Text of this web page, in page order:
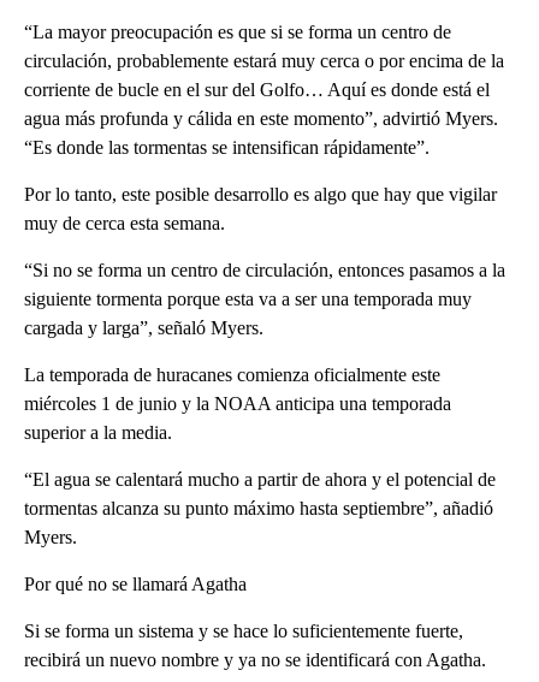
“La mayor preocupación es que si se forma un centro de
circulación, probablemente estará muy cerca o por encima de la
corriente de bucle en el sur del Golfo… Aquí es donde está el
agua más profunda y cálida en este momento”, advirtió Myers.
“Es donde las tormentas se intensifican rápidamente”.
Por lo tanto, este posible desarrollo es algo que hay que vigilar
muy de cerca esta semana.
“Si no se forma un centro de circulación, entonces pasamos a la
siguiente tormenta porque esta va a ser una temporada muy
cargada y larga”, señaló Myers.
La temporada de huracanes comienza oficialmente este
miércoles 1 de junio y la NOAA anticipa una temporada
superior a la media.
“El agua se calentará mucho a partir de ahora y el potencial de
tormentas alcanza su punto máximo hasta septiembre”, añadió
Myers.
Por qué no se llamará Agatha
Si se forma un sistema y se hace lo suficientemente fuerte,
recibirá un nuevo nombre y ya no se identificará con Agatha.